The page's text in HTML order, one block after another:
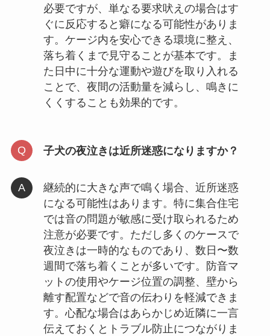
必要ですが、単なる要求吠えの場合はす
ぐに反応すると癖になる可能性がありま
す。ケージ内を安心できる環境に整え、
落ち着くまで見守ることが基本です。ま
た日中に十分な運動や遊びを取り入れる
ことで、夜間の活動量を減らし、鳴きに
くくすることも効果的です。
子犬の夜泣きは近所迷惑になりますか？
継続的に大きな声で鳴く場合、近所迷惑
になる可能性はあります。特に集合住宅
では音の問題が敏感に受け取られるため
注意が必要です。ただし多くのケースで
夜泣きは一時的なものであり、数日〜数
週間で落ち着くことが多いです。防音マ
ットの使用やケージ位置の調整、壁から
離す配置などで音の伝わりを軽減できま
す。心配な場合はあらかじめ近隣に一言
伝えておくとトラブル防止につながりま